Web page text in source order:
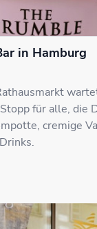
in Hamburg
für alle, die
cremige